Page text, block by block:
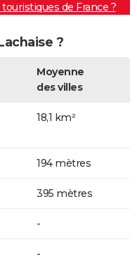
de France ?
?
Moyenne
des villes
18,1 km²
194 mètres
395 mètres
-
-